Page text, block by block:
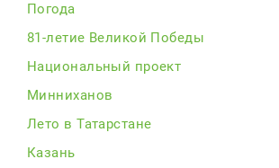
Погода
81-летие Великой Победы
Национальный проект
Минниханов
Лето в Татарстане
Казань